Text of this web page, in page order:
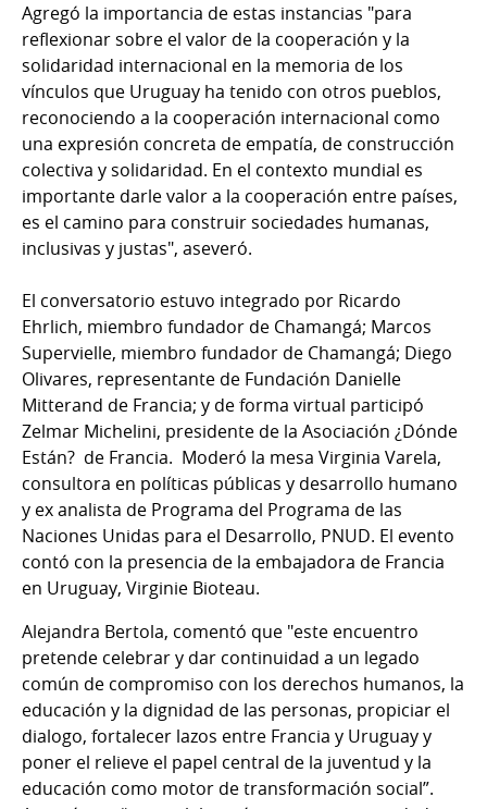
Agregó la importancia de estas instancias "para
reflexionar sobre el valor de la cooperación y la
solidaridad internacional en la memoria de los
vínculos que Uruguay ha tenido con otros pueblos,
reconociendo a la cooperación internacional como
una expresión concreta de empatía, de construcción
colectiva y solidaridad. En el contexto mundial es
importante darle valor a la cooperación entre países,
es el camino para construir sociedades humanas,
inclusivas y justas", aseveró.
El conversatorio estuvo integrado por Ricardo
Ehrlich, miembro fundador de Chamangá; Marcos
Supervielle, miembro fundador de Chamangá; Diego
Olivares, representante de Fundación Danielle
Mitterand de Francia; y de forma virtual participó
Zelmar Michelini, presidente de la Asociación ¿Dónde
Están? de Francia. Moderó la mesa Virginia Varela,
consultora en políticas públicas y desarrollo humano
y ex analista de Programa del Programa de las
Naciones Unidas para el Desarrollo, PNUD. El evento
contó con la presencia de la embajadora de Francia
en Uruguay, Virginie Bioteau.
Alejandra Bertola, comentó que "este encuentro
pretende celebrar y dar continuidad a un legado
común de compromiso con los derechos humanos, la
educación y la dignidad de las personas, propiciar el
dialogo, fortalecer lazos entre Francia y Uruguay y
poner el relieve el papel central de la juventud y la
educación como motor de transformación social”.